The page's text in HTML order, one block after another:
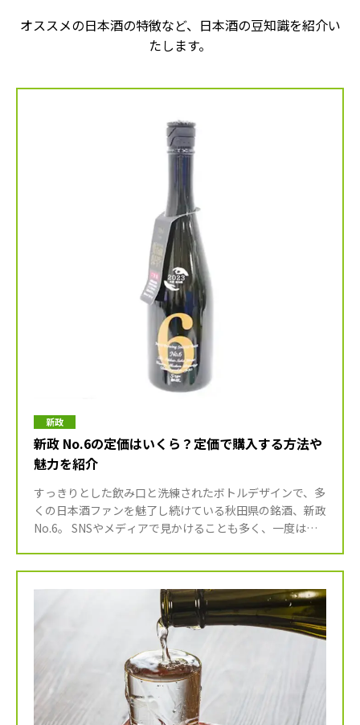
オススメの日本酒の特徴など、日本酒の豆知識を紹介い
たします。
新政
新政 No.6の定価はいくら？定価で購入する方法や
魅力を紹介
すっきりとした飲み口と洗練されたボトルデザインで、多
くの日本酒ファンを魅了し続けている秋田県の銘酒、新政
No.6。 SNSやメディアで見かけることも多く、一度は飲